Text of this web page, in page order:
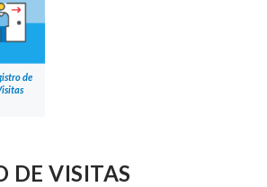
de
DE VISITAS